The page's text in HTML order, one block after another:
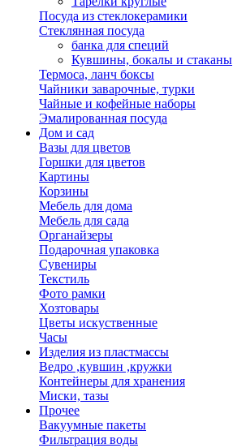
Посуда из стеклокерамики
Стеклянная посуда
банка для специй
Кувшины, бокалы и стаканы
Термоса, ланч боксы
Чайники заварочные, турки
Чайные и кофейные наборы
Эмалированная посуда
Дом и сад
Вазы для цветов
Горшки для цветов
Картины
Корзины
Мебель для дома
Мебель для сада
Органайзеры
Подарочная упаковка
Сувениры
Текстиль
Фото рамки
Хозтовары
Цветы искуственные
Часы
Изделия из пластмассы
Ведро ,кувшин ,кружки
Контейнеры для хранения
Миски, тазы
Прочее
Вакуумные пакеты
Фильтрация воды